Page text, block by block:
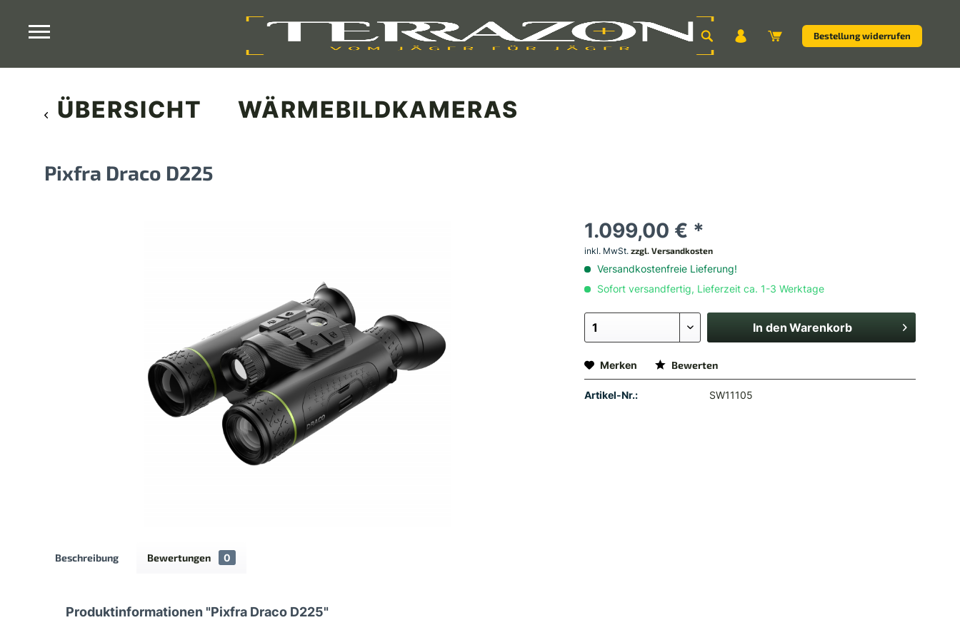
Bestellung widerrufen
ÜBERSICHT WÄRMEBILDKAMERAS
Pixfra Draco D225
1.099,00 € *
inkl. MwSt.zzgl. Versandkosten
Versandkostenfreie Lieferung!
Sofort versandfertig, Lieferzeit ca. 1-3 Werktage
In den Warenkorb
Merken Bewerten
Artikel-Nr.: SW11105
Beschreibung Bewertungen 0
Produktinformationen "Pixfra Draco D225"